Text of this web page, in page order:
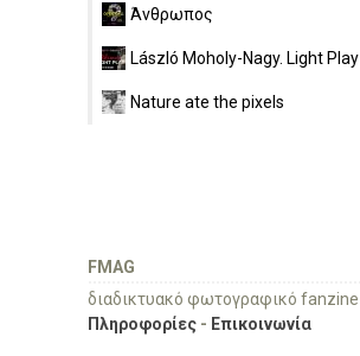
Άνθρωπος
László Moholy-Nagy. Light Play
Nature ate the pixels
FMAG
διαδικτυακό φωτογραφικό fanzine
Πληροφορίες - Επικοινωνία